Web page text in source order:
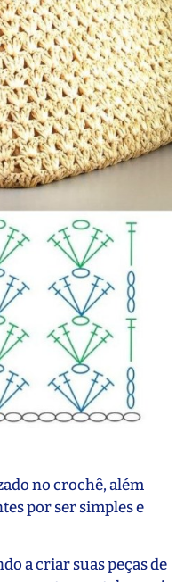
no crochê, além
por ser simples e
a criar suas peças de